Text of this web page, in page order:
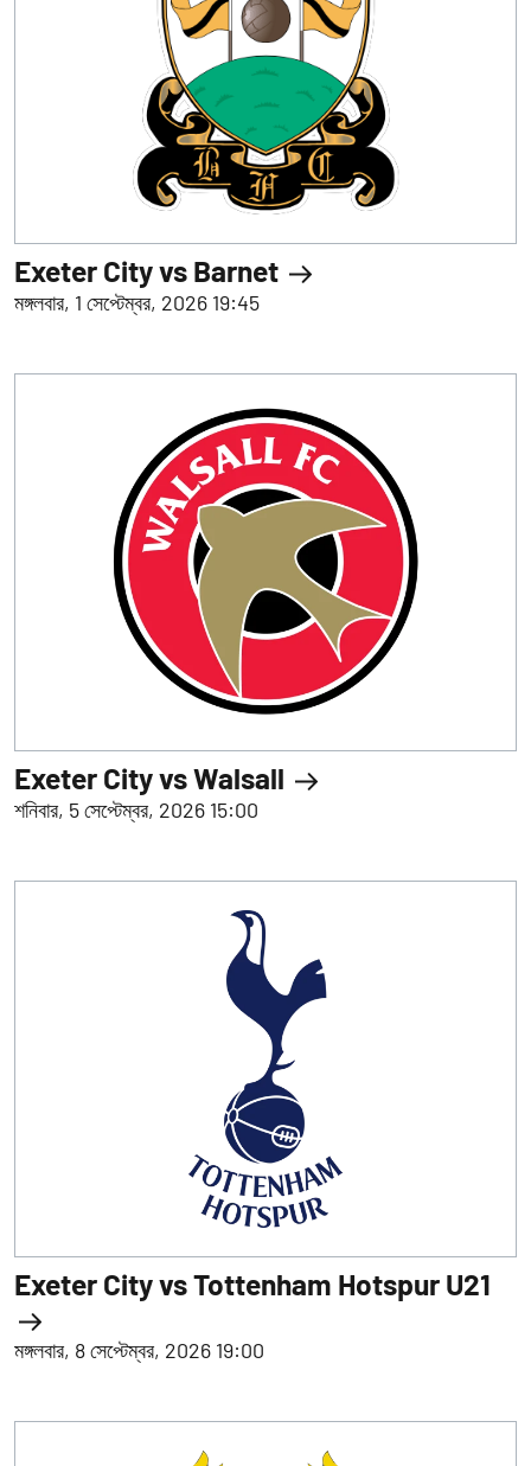
Exeter City vs Barnet
মঙ্গলবার, 1 সেপ্টেম্বর, 2026 19:45
Exeter City vs Walsall
শনিবার, 5 সেপ্টেম্বর, 2026 15:00
Exeter City vs Tottenham Hotspur U21
মঙ্গলবার, 8 সেপ্টেম্বর, 2026 19:00